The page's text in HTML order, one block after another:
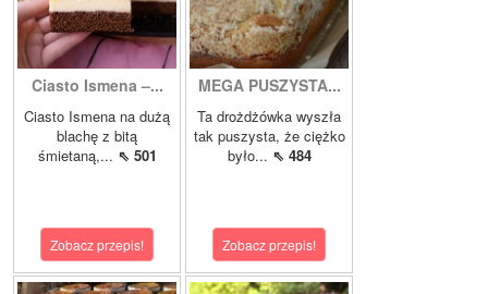
Ciasto Ismena –...
Ciasto Ismena na dużą
blachę z bitą
śmietaną,... ⇖ 501
Zobacz przepis!
MEGA PUSZYSTA...
Ta drożdżówka wyszła
tak puszysta, że ciężko
było... ⇖ 484
Zobacz przepis!